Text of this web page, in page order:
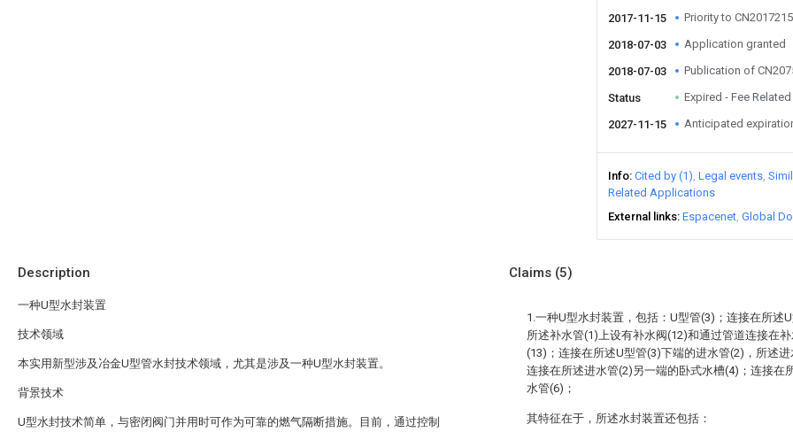
2017-11-15
Priority to
2018-07-03 Application granted
2018-07-03 Publication of
Status Expired - Fee Related
2027-11-15 Anticipated
Info Cited by (1) Legal events
Related Applications
External links Espacenet Global
Description
一种U型水封装置
技术领域
本实用新型涉及冶金U型管水封技术领域，尤其是涉及一种U型水封装置。
背景技术
U型水封技术简单，与密闭阀门并用时可作为可靠的燃气隔断措施。目前，通过控制
Claims (5)
1.一种U型水封装置，包括：U型管(3)；连接在所述
所述补水管(1)上设有补水阀(12)和通过管道连接在
(13)；连接在所述U型管(3)下端的进水管(2)，所述进
连接在所述进水管(2)另一端的卧式水槽(4)；连接在
水管(6)；
其特征在于，所述水封装置还包括：